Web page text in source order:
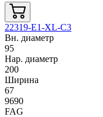
22319-E1-XL-C3
Вн. диаметр
95
Нар. диаметр
200
Ширина
67
9690
FAG